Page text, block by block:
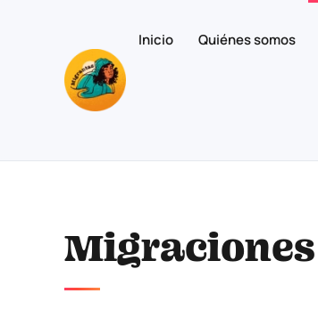
Skip to main content
Inicio Quiénes somos